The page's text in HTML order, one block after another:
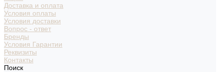
Доставка и оплата
Условия оплаты
Условия доставки
Вопрос - ответ
Бренды
Условия Гарантии
Реквизиты
Контакты
Поиск